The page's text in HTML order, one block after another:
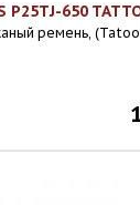
P25TJ-650
ремень, (Tatoo